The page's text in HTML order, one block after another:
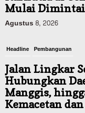
Mulai Dimintai
Agustus 8, 2026
Headline Pembangunan
Jalan Lingkar
Hubungkan
Manggis,
Kemacetan